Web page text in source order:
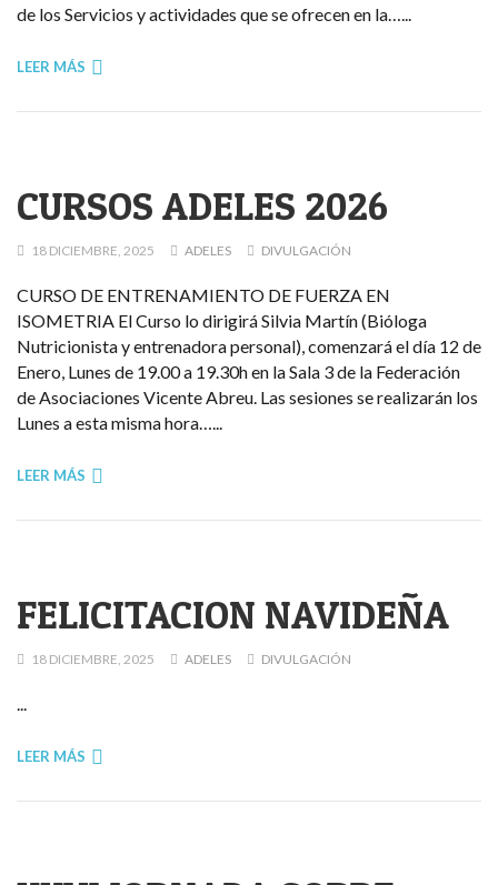
de los Servicios y actividades que se ofrecen en la…...
LEER MÁS
CURSOS ADELES 2026
18 DICIEMBRE, 2025 ADELES DIVULGACIÓN
CURSO DE ENTRENAMIENTO DE FUERZA EN
ISOMETRIA El Curso lo dirigirá Silvia Martín (Bióloga
Nutricionista y entrenadora personal), comenzará el día 12 de
Enero, Lunes de 19.00 a 19.30h en la Sala 3 de la Federación
de Asociaciones Vicente Abreu. Las sesiones se realizarán los
Lunes a esta misma hora…...
LEER MÁS
FELICITACION NAVIDEÑA
18 DICIEMBRE, 2025 ADELES DIVULGACIÓN
...
LEER MÁS